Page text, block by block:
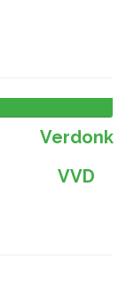
Verdonk
VVD